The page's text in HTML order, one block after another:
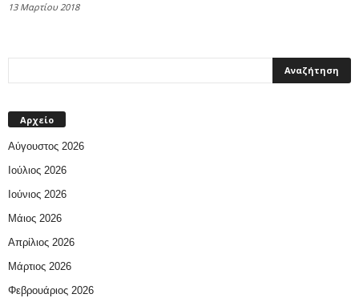
13 Μαρτίου 2018
Αρχείο
Αύγουστος 2026
Ιούλιος 2026
Ιούνιος 2026
Μάιος 2026
Απρίλιος 2026
Μάρτιος 2026
Φεβρουάριος 2026